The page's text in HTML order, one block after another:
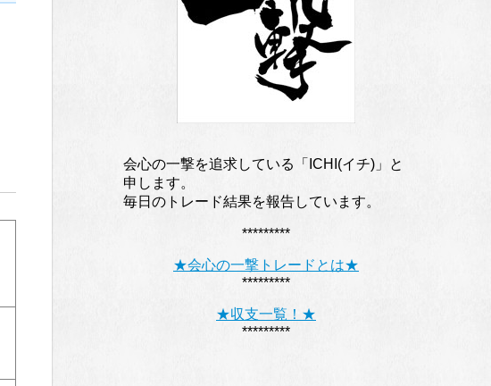
会心の一撃を追求している「ICHI(イチ)」と
申します。
毎日のトレード結果を報告しています。
*********
★会心の一撃トレードとは★
*********
★収支一覧！★
*********